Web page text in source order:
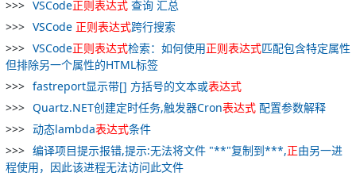
VSCode正则表达式 查询 汇总
VSCode 正则表达式跨行搜索
VSCode正则表达式检索：如何使用正则表达式匹配包含特定属性
但排除另一个属性的HTML标签
fastreport显示带[] 方括号的文本或表达式
Quartz.NET创建定时任务,触发器Cron表达式 配置参数解释
动态lambda表达式条件
编译项目提示报错,提示:无法将文件 "**"复制到***,正由另一进
程使用，因此该进程无法访问此文件